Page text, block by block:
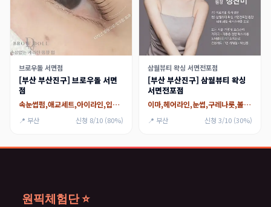
브로우돌 서면점
[부산 부산진구] 브로우돌 서면
점
속눈썹펌,애교세트,아이라인,입술,헤어라인
📍 부산 신청 8/10 (80%)
삼월뷰티 왁싱 서면전포점
[부산 부산진구] 삼월뷰티 왁싱
서면전포점
이마,헤어라인,눈썹,구레나룻,볼,인중,턱_턱수염전체(x),뒷목
📍 부산 신청 3/10 (30%)
원픽체험단 ⭐